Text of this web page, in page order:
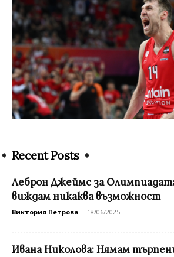
Recent Posts
Леброн Джеймс за
виждам никаква възможност
Виктория Петрова - 18/06/2025
Ивана Николова: Нямам